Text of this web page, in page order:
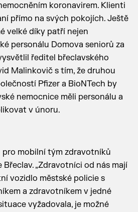
koronavirem. Klienti
přímo na svých pokojích. Ještě
velké díky patří nejen
personálu Domova seniorů za
ředitel břeclavského
Malinkovič s tím, že druhou
Pfizer a BioNTech by
nemocnice měli personálu a
v únoru.
mobilní tým zdravotníků
„Zdravotníci od nás mají
vozidlo městské policie s
a zdravotníkem v jedné
vyžadovala, je možné